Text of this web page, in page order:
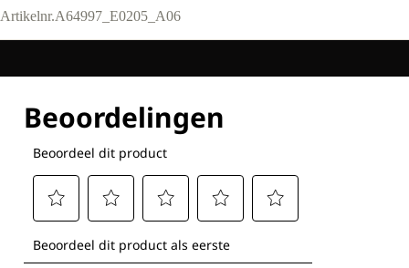
Artikelnr.A64997_E0205_A06